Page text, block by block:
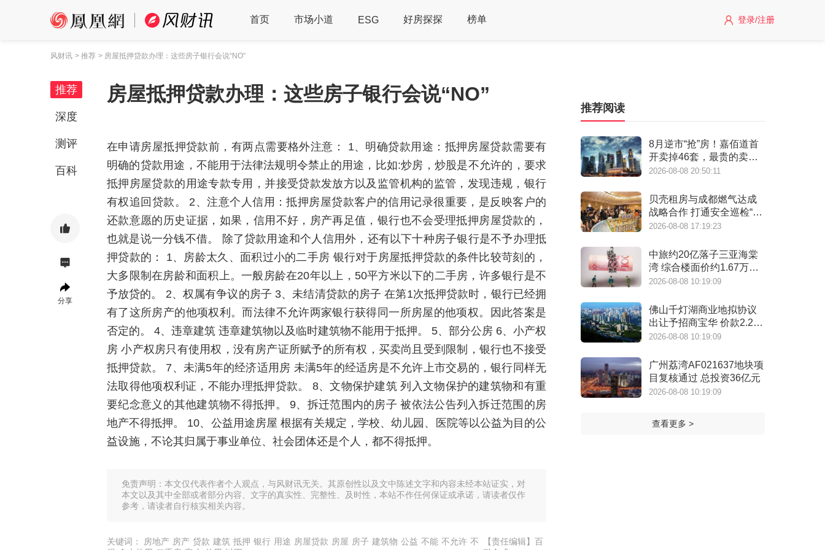
首页 市场小道 ESG 好房探探 榜单 登录/注册
风财讯 > 推荐 > 房屋抵押贷款办理：这些房子银行会说“NO”
推荐
深度
测评
百科
分享
房屋抵押贷款办理：这些房子银行会说“NO”
在申请房屋抵押贷款前，有两点需要格外注意： 1、明确贷款用途：抵押房屋贷款需要有
明确的贷款用途，不能用于法律法规明令禁止的用途，比如:炒房，炒股是不允许的，要求
抵押房屋贷款的用途专款专用，并接受贷款发放方以及监管机构的监管，发现违规，银行
有权追回贷款。 2、注意个人信用：抵押房屋贷款客户的信用记录很重要，是反映客户的
还款意愿的历史证据，如果，信用不好，房产再足值，银行也不会受理抵押房屋贷款的，
也就是说一分钱不借。 除了贷款用途和个人信用外，还有以下十种房子银行是不予办理抵
押贷款的： 1、房龄太久、面积过小的二手房 银行对于房屋抵押贷款的条件比较苛刻的，
大多限制在房龄和面积上。一般房龄在20年以上，50平方米以下的二手房，许多银行是不
予放贷的。 2、权属有争议的房子 3、未结清贷款的房子 在第1次抵押贷款时，银行已经拥
有了这所房产的他项权利。而法律不允许两家银行获得同一所房屋的他项权。因此答案是
否定的。 4、违章建筑 违章建筑物以及临时建筑物不能用于抵押。 5、部分公房 6、小产权
房 小产权房只有使用权，没有房产证所赋予的所有权，买卖尚且受到限制，银行也不接受
抵押贷款。 7、未满5年的经济适用房 未满5年的经适房是不允许上市交易的，银行同样无
法取得他项权利证，不能办理抵押贷款。 8、文物保护建筑 列入文物保护的建筑物和有重
要纪念意义的其他建筑物不得抵押。 9、拆迁范围内的房子 被依法公告列入拆迁范围的房
地产不得抵押。 10、公益用途房屋 根据有关规定，学校、幼儿园、医院等以公益为目的公
益设施，不论其归属于事业单位、社会团体还是个人，都不得抵押。
免责声明：本文仅代表作者个人观点，与风财讯无关。其原创性以及文中陈述文字和内容未经本站证实，对
本文以及其中全部或者部分内容、文字的真实性、完整性、及时性，本站不作任何保证或承诺，请读者仅作
参考，请读者自行核实相关内容。
关键词： 房地产 房产 贷款 建筑 抵押 银行 用途 房屋贷款 房屋 房子 建筑物 公益 不能 不允许 不
【责任编辑】百
推荐阅读
8月逆市“抢”房！嘉佰道首
开卖掉46套，最贵的卖得
最快！
2026-08-08 20:50:11
贝壳租房与成都燃气达成
战略合作 打通安全巡检“最
后一米”
2026-08-08 17:19:23
中旅约20亿落子三亚海棠
湾 综合楼面价约1.67万元/
㎡
2026-08-08 10:19:09
佛山千灯湖商业地拟协议
出让予招商宝华 价款2.28
亿元
2026-08-08 10:19:09
广州荔湾AF021637地块项
目复核通过 总投资36亿元
2026-08-08 10:19:09
查看更多 >